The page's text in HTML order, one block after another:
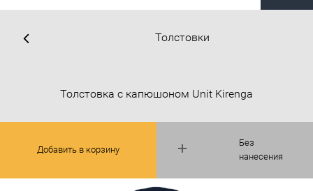
Толстовки
Без
нанесения
Толстовка с капюшоном Unit Kirenga
Добавить в корзину